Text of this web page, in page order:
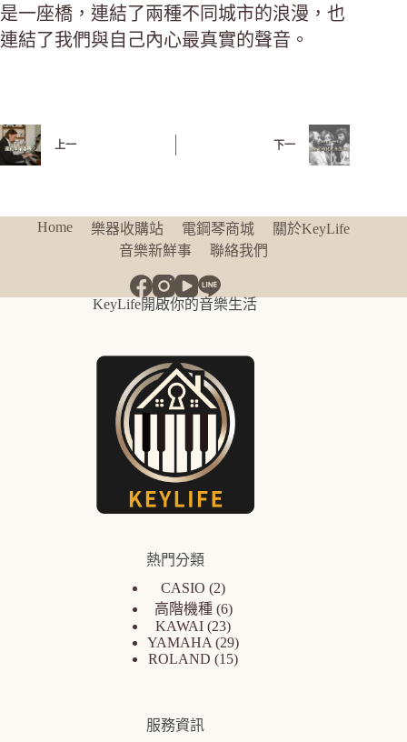
是一座橋，連結了兩種不同城市的浪漫，也
連結了我們與自己內心最真實的聲音。
上一 下一
Home 樂器收購站 電鋼琴商城
關於KeyLife
音樂新鮮事
聯絡我們
KeyLife開啟你的音樂生活
熱門分類
CASIO 2
高階機種 6
KAWAI 23
YAMAHA 29
ROLAND
15
服務資訊